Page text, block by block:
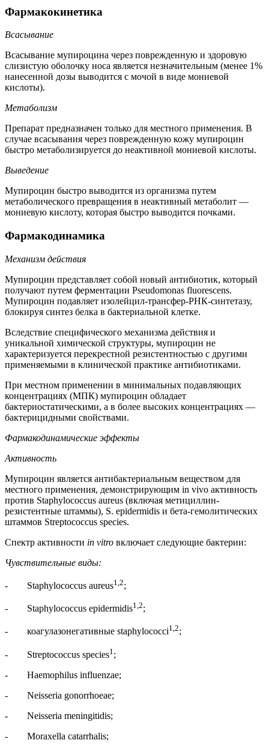
Фармакокинетика
Всасывание
Всасывание мупироцина через поврежденную и здоровую
слизистую оболочку носа является незначительным (менее 1%
нанесенной дозы выводится с мочой в виде мониевой
кислоты).
Метаболизм
Препарат предназначен только для местного применения. В
случае всасывания через поврежденную кожу мупироцин
быстро метаболизируется до неактивной мониевой кислоты.
Выведение
Мупироцин быстро выводится из организма путем
метаболического превращения в неактивный метаболит —
мониевую кислоту, которая быстро выводится почками.
Фармакодинамика
Механизм действия
Мупироцин представляет собой новый антибиотик, который
получают путем ферментации Pseudomonas fluorescens.
Мупироцин подавляет изолейцил-трансфер-РНК-синтетазу,
блокируя синтез белка в бактериальной клетке.
Вследствие специфического механизма действия и
уникальной химической структуры, мупироцин не
характеризуется перекрестной резистентностью с другими
применяемыми в клинической практике антибиотиками.
При местном применении в минимальных подавляющих
концентрациях (МПК) мупироцин обладает
бактериостатическими, а в более высоких концентрациях —
бактерицидными свойствами.
Фармакодинамические эффекты
Активность
Мупироцин является антибактериальным веществом для
местного применения, демонстрирующим in vivo активность
против Staphylococcus aureus (включая метициллин-
резистентные штаммы), S. epidermidis и бета-гемолитических
штаммов Streptococcus species.
Спектр активности in vitro включает следующие бактерии:
Чувствительные виды:
- Staphylococcus aureus1,2;
- Staphylococcus epidermidis1,2;
- коагулазонегативные staphylococci1,2;
- Streptococcus species1 ;
- Haemophilus influenzae;
- Neisseria gonorrhoeae;
- Neisseria meningitidis;
- Moraxella catarrhalis;